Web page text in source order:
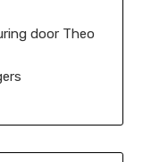
door Theo